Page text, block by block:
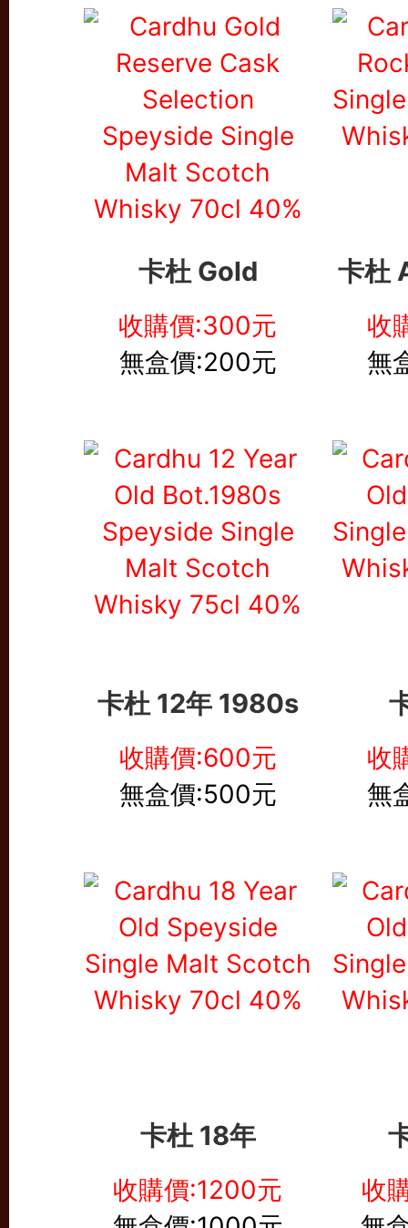
卡杜 Gold 卡杜
收購價:300元
無盒價:200元
收
無
卡杜 12年 1980s
收購價:600元
無盒價:500元
收
無
卡杜 18年
收購價:1200元
收